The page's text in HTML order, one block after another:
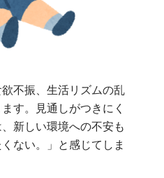
不振、生活リズムの乱
す。見通しがつきにく
新しい環境への不安も
ない。」と感じてしま